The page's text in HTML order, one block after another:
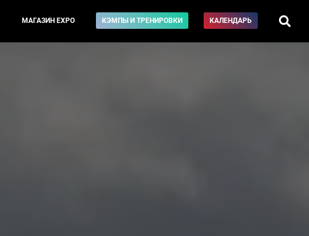
МАГАЗИН EXPO КЭМПЫ И ТРЕНИРОВКИ КАЛЕНДАРЬ